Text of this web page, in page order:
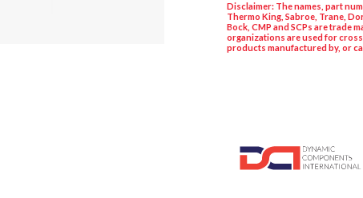
Disclaimer: The names, part
Thermo King, Sabroe, Trane,
Bock, CMP and SCPs are trade
organizations are used for
products manufactured by, or